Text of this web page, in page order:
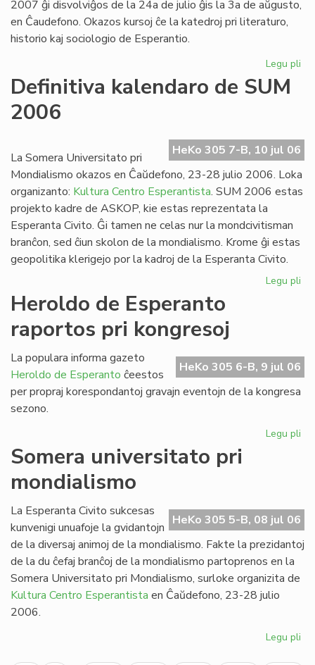
2007 ĝi disvolviĝos de la 24a de julio ĝis la 3a de aŭgusto,
en Ĉaudefono. Okazos kursoj ĉe la katedroj pri literaturo,
historio kaj sociologio de Esperantio.
Legu pli
Definitiva kalendaro de SUM
2006
HeKo 305 7-B, 10 jul 06
La Somera Universitato pri
Mondialismo okazos en Ĉaŭdefono, 23-28 julio 2006. Loka
organizanto: Kultura Centro Esperantista. SUM 2006 estas
projekto kadre de ASKOP, kie estas reprezentata la
Esperanta Civito. Ĝi tamen ne celas nur la mondcivitisman
branĉon, sed ĉiun skolon de la mondialismo. Krome ĝi estas
geopolitika klerigejo por la kadroj de la Esperanta Civito.
Legu pli
Heroldo de Esperanto
raportos pri kongresoj
HeKo 305 6-B, 9 jul 06
La populara informa gazeto
Heroldo de Esperanto ĉeestos
per propraj korespondantoj gravajn eventojn de la kongresa
sezono.
Legu pli
pri
Somera universitato pri
mondialismo
HeKo 305 5-B, 08 jul 06
La Esperanta Civito sukcesas
kunvenigi unuafoje la gvidantojn
de la diversaj animoj de la mondialismo. Fakte la prezidantoj
de la du ĉefaj branĉoj de la mondialismo partoprenos en la
Somera Universitato pri Mondialismo, surloke organizita de
Kultura Centro Esperantista en Ĉaŭdefono, 23-28 julio
2006.
Legu pli